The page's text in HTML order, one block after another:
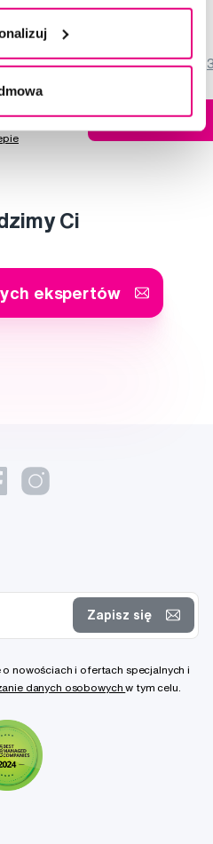
w
paznokci
4,5/5
Do koszyka
Ci
ekspertów
Zapisz się
nowościach i ofertach specjalnych i
danych osobowychw tym celu.